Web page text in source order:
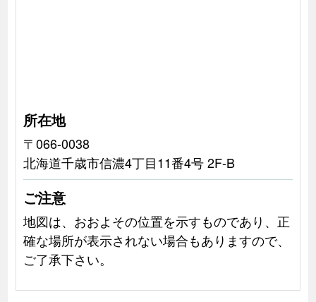
所在地
〒066-0038
北海道千歳市信濃4丁目11番4号 2F-B
ご注意
地図は、おおよその位置を示すものであり、正
確な場所が表示されない場合もありますので、
ご了承下さい。